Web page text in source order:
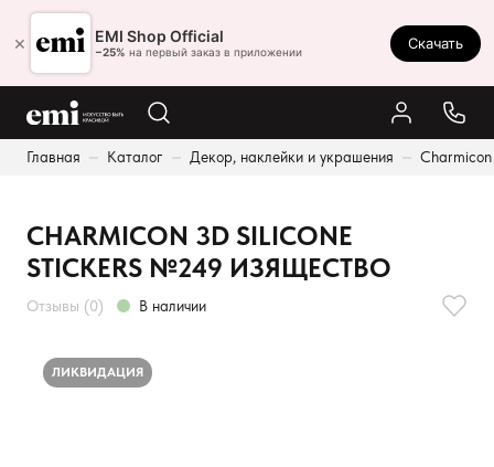
× EMI Shop Official
−25% на первый заказ в приложении
Скачать
Главная Каталог Декор, наклейки и украшения Charmicon
Ростов-на-Дону
8 (800) 550-86-95
Каталог
Оплата и доставка
О нас
CHARMICON 3D SILICONE
STICKERS №249 ИЗЯЩЕСТВО
Отзывы (0) В наличии
ЛИКВИДАЦИЯ